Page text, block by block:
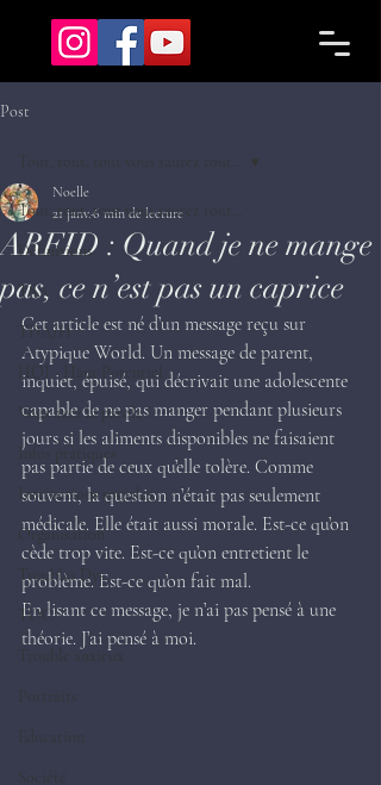
Post
Tout, tout, tout vous saurez tout…
Définitions
TSA
TDA/H
HQI - Haut Potentiel
Vous avez la parole !
Infos pratiques
Interactions sociales
Organisation
Troubles Dys.
TOC
Trouble anxieux
Tout, tout, tout vous saurez tout…
ARFID : Quand je ne mange
pas, ce n’est pas un caprice
Noelle
21 janv.6 min de lecture
Cet article est né d’un message reçu sur
Atypique World. Un message de parent,
inquiet, épuisé, qui décrivait une adolescente
capable de ne pas manger pendant plusieurs
jours si les aliments disponibles ne faisaient
pas partie de ceux qu’elle tolère. Comme
souvent, la question n’était pas seulement
médicale. Elle était aussi morale. Est-ce qu’on
cède trop vite. Est-ce qu’on entretient le
problème. Est-ce qu’on fait mal.
En lisant ce message, je n’ai pas pensé à une
théorie. J’ai pensé à moi.